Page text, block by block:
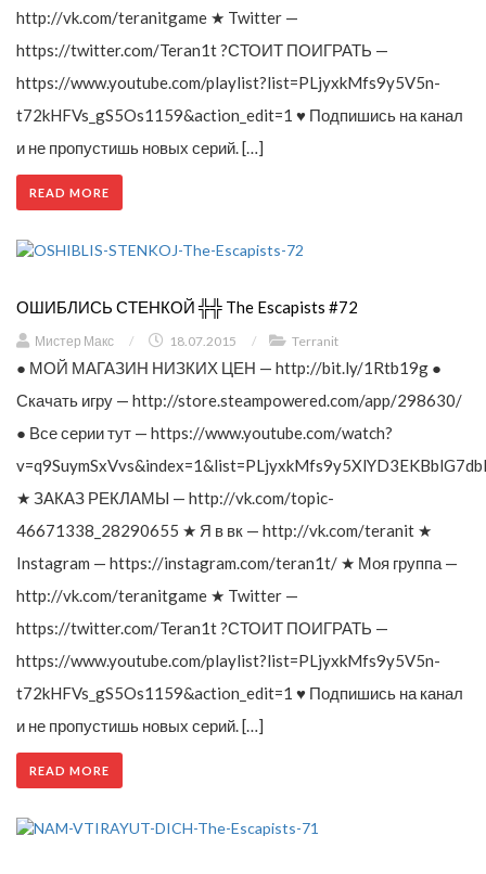
http://vk.com/teranitgame ★ Twitter —
https://twitter.com/Teran1t ?СТОИТ ПОИГРАТЬ —
https://www.youtube.com/playlist?list=PLjyxkMfs9y5V5n-
t72kHFVs_gS5Os1159&action_edit=1 ♥ Подпишись на канал
и не пропустишь новых серий. […]
READ MORE
ОШИБЛИСЬ СТЕНКОЙ ╬╬ The Escapists #72
Мистер Макс / 18.07.2015 / Terranit
● МОЙ МАГАЗИН НИЗКИХ ЦЕН — http://bit.ly/1Rtb19g ●
Скачать игру — http://store.steampowered.com/app/298630/
● Все серии тут — https://www.youtube.com/watch?
★ ЗАКАЗ РЕКЛАМЫ — http://vk.com/topic-
46671338_28290655 ★ Я в вк — http://vk.com/teranit ★
Instagram — https://instagram.com/teran1t/ ★ Моя группа —
http://vk.com/teranitgame ★ Twitter —
https://twitter.com/Teran1t ?СТОИТ ПОИГРАТЬ —
https://www.youtube.com/playlist?list=PLjyxkMfs9y5V5n-
t72kHFVs_gS5Os1159&action_edit=1 ♥ Подпишись на канал
и не пропустишь новых серий. […]
READ MORE